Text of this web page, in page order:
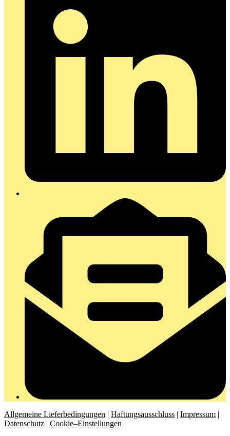
Allgemeine Lieferbedingungen | Haftungsausschluss | Impressum |
Datenschutz | Cookie–Einstellungen